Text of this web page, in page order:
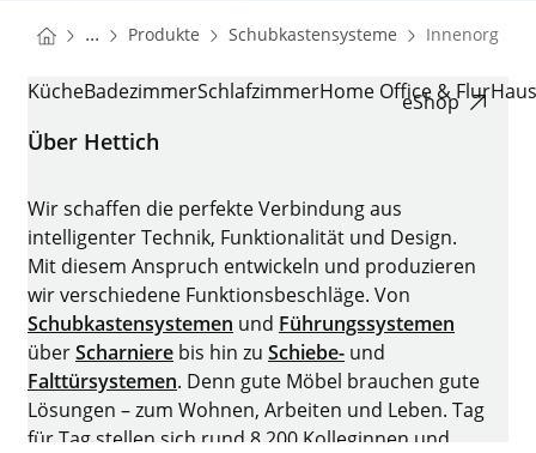
You are here:
Startseite
... Produkte Startseite
Schubkastensysteme Startseite
INNENORGANISATION
KücheBadezimmerSchlafzimmerHome Office & Flur
eShop
Über Hettich
Wir schaffen die perfekte Verbindung aus
intelligenter Technik, Funktionalität und Design.
Mit diesem Anspruch entwickeln und produzieren
wir verschiedene Funktionsbeschläge. Von
Schubkastensystemen und Führungssystemen
überScharniere bis hin zu Schiebe- und
Falttürsystemen. Denn gute Möbel brauchen gute
Lösungen – zum Wohnen, Arbeiten und Leben. Tag
für Tag stellen sich rund 8.200 Kolleginnen und